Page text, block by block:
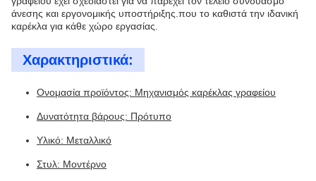
άνεσης και εργονομικής υποστήριξης.που το καθιστά την ιδανική
καρέκλα για κάθε χώρο εργασίας.
Χαρακτηριστικά:
Ονομασία προϊόντος: Μηχανισμός καρέκλας γραφείου
Δυνατότητα βάρους: Πρότυπο
Υλικό: Μεταλλικό
Στυλ: Μοντέρνο